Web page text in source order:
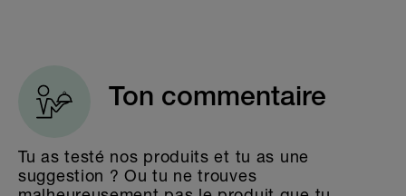
Ton commentaire
Tu as testé nos produits et tu as une
suggestion ? Ou tu ne trouves